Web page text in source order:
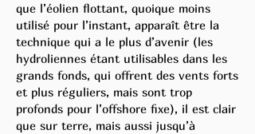
que l’éolien flottant, quoique moins
utilisé pour l’instant, apparaît être la
technique qui a le plus d’avenir (les
hydroliennes étant utilisables dans les
grands fonds, qui offrent des vents forts
et plus réguliers, mais sont trop
profonds pour l’offshore fixe), il est clair
que sur terre, mais aussi jusqu’à